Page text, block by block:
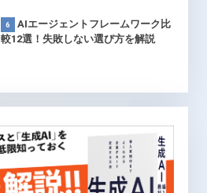
AIエージェントフレームワーク比
較12選！失敗しない選び方を解説